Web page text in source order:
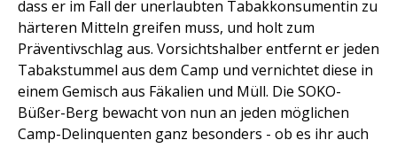
dass er im Fall der unerlaubten Tabakkonsumentin zu
härteren Mitteln greifen muss, und holt zum
Präventivschlag aus. Vorsichtshalber entfernt er jeden
Tabakstummel aus dem Camp und vernichtet diese in
einem Gemisch aus Fäkalien und Müll. Die SOKO-
Büßer-Berg bewacht von nun an jeden möglichen
Camp-Delinquenten ganz besonders - ob es ihr auch